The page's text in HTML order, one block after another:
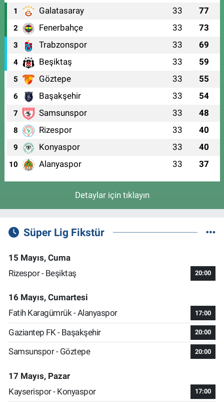
1 Galatasaray 33 77
2 Fenerbahçe 33 73
3 Trabzonspor 33 69
4 Beşiktaş 33 59
5 Göztepe 33 55
6 Başakşehir 33 54
7 Samsunspor 33 48
8 Rizespor 33 40
9 Konyaspor 33 40
10 Alanyaspor 33 37
Detaylar için tıklayın
Süper Lig Fikstür
15 Mayıs, Cuma
Rizespor - Beşiktaş
20:00
16 Mayıs, Cumartesi
Fatih Karagümrük - Alanyaspor
17:00
Gaziantep FK - Başakşehir 20:00
Samsunspor - Göztepe 20:00
17 Mayıs, Pazar
Kayserispor - Konyaspor
17:00